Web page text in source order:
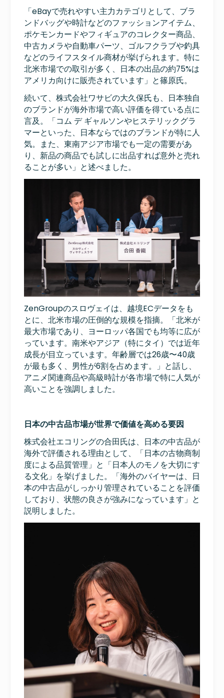
「eBayで売れやすい主力カテゴリとして、ブラ
ンドバッグや時計などのファッションアイテム、
ポケモンカードやフィギュアのコレクター商品、
中古カメラや自動車パーツ、ゴルフクラブや釣具
などのライフスタイル商材が挙げられます。特に
北米市場での取引が多く、日本の出品の約75%は
アメリカ向けに販売されています」と篠原氏。
続いて、株式会社ワサビの大久保氏も、日本独自
のブランドが海外市場で高い評価を得ている点に
言及。「コム デ ギャルソンやヒステリックグラ
マーといった、日本ならではのブランドが特に人
気。また、東南アジア市場でも一定の需要があ
り、新品の商品でも試しに出品すれば意外と売れ
ることが多い」と述べました。
ZenGroupのスロヴェイは、越境ECデータをも
とに、北米市場の圧倒的な規模を指摘。「北米が
最大市場であり、ヨーロッパ各国でも均等に広が
っています。南米やアジア（特にタイ）では近年
成長が目立っています。年齢層では26歳〜40歳
が最も多く、男性が6割を占めます。」と話し、
アニメ関連商品や高級時計が各市場で特に人気が
高いことを強調しました。
日本の中古品市場が世界で価値を高める要因
株式会社エコリングの合田氏は、日本の中古品が
海外で評価される理由として、「日本の古物商制
度による品質管理」と「日本人のモノを大切にす
る文化」を挙げました。「海外のバイヤーは、日
本の中古品がしっかり管理されていることを評価
しており、状態の良さが強みになっています」と
説明しました。